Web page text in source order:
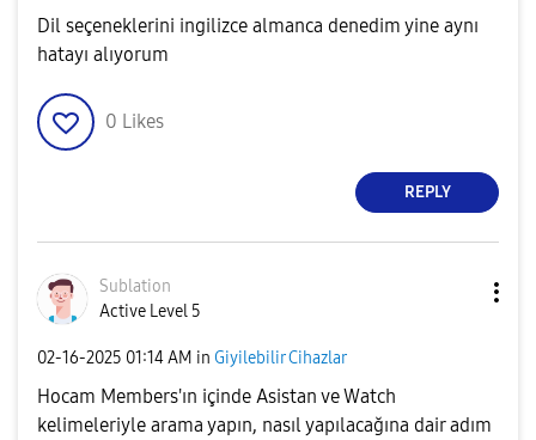
Dil seçeneklerini ingilizce almanca denedim yine aynı
hatayı alıyorum
0 Likes
REPLY
Sublation
Active Level 5
‎02-16-2025 01:14 AM in Giyilebilir Cihazlar
Hocam Members'ın içinde Asistan ve Watch
kelimeleriyle arama yapın, nasıl yapılacağına dair adım